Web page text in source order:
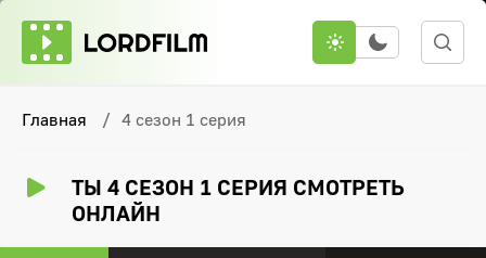
Главная 4 сезон 1 серия
ТЫ 4 СЕЗОН 1 СЕРИЯ СМОТРЕТЬ
ОНЛАЙН